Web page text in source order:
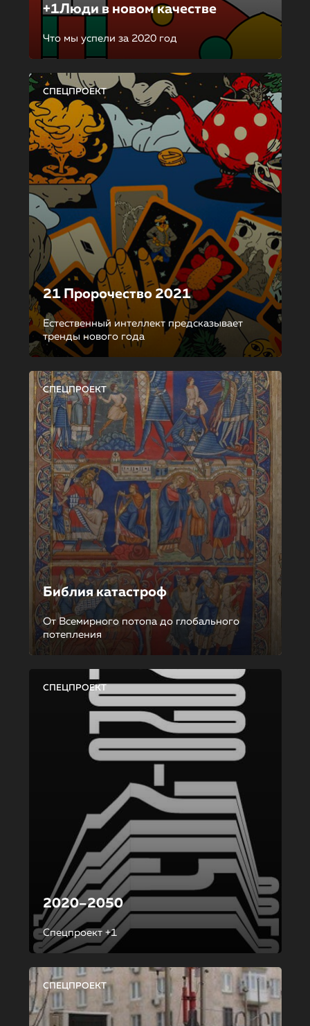
+1Люди в новом качестве
Что мы успели за 2020 год
СПЕЦПРОЕКТ
21 Пророчество 2021
Естественный интеллект предсказывает
тренды нового года
СПЕЦПРОЕКТ
Библия катастроф
От Всемирного потопа до глобального
потепления
СПЕЦПРОЕКТ
2020–2050
Спецпроект +1
СПЕЦПРОЕКТ